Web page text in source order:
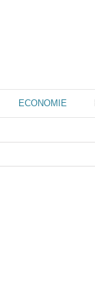
ECONOMIE